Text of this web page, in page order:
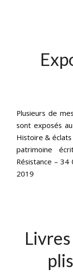
Plusieurs de
sont exposés
Histoire &
patrimoine
Résistance –
2019